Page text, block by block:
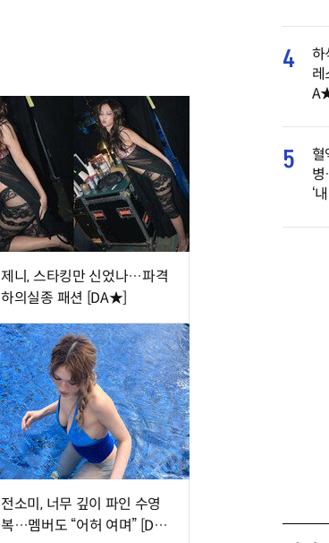
제니, 스타킹만 신었나…파격
하의실종 패션 [DA★]
전소미, 너무 깊이 파인 수영
복…멤버도 “어허 여며” [DA
4
하
레
5
혈
병
‘